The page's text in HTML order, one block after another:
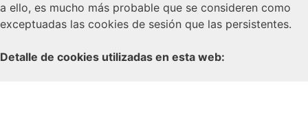
a ello, es mucho más probable que se consideren como
exceptuadas las cookies de sesión que las persistentes.
Detalle de cookies utilizadas en esta web: